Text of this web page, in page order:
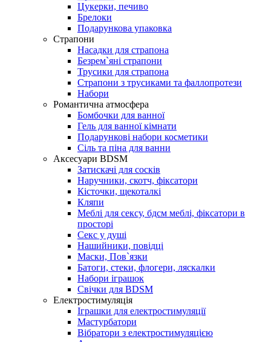
Цукерки, печиво
Брелоки
Подарункова упаковка
Страпони
Насадки для страпона
Безрем`яні страпони
Трусики для страпона
Страпони з трусиками та фаллопротези
Набори
Романтична атмосфера
Бомбочки для ванної
Гель для ванної кімнати
Подарункові набори косметики
Сіль та піна для ванни
Аксесуари BDSM
Затискачі для сосків
Наручники, скотч, фіксатори
Кісточки, щекоталкі
Кляпи
Меблі для сексу, бдсм меблі, фіксатори в
просторі
Секс у душі
Нашийники, повідці
Маски, Пов`язки
Батоги, стеки, флогери, ляскалки
Набори іграшок
Свічки для BDSM
Електростимуляція
Іграшки для електростимуляції
Мастурбатори
Вібратори з електростимуляцією